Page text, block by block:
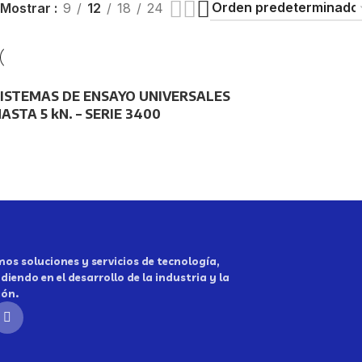
Mostrar 9 12 18 24
DE ENSAYO UNIVERSALES
5 kN. – SERIE 3400
soluciones y servicios de tecnología,
en el desarrollo de la industria y la